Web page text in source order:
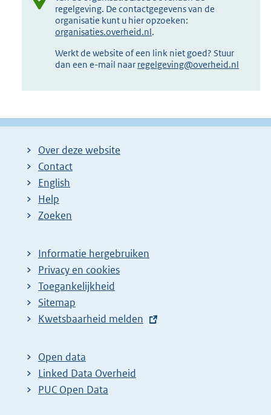
regelgeving. De contactgegevens van de
organisatie kunt u hier opzoeken:
organisaties.overheid.nl.
Werkt de website of een link niet goed? Stuur
dan een e-mail naar regelgeving@overheid.nl
Over deze website
Contact
English
Help
Zoeken
Informatie hergebruiken
Privacy en cookies
Toegankelijkheid
Sitemap
E
t
e
r
Kwetsbaarheid melden
Open data
Linked Data Overheid
PUC Open Data